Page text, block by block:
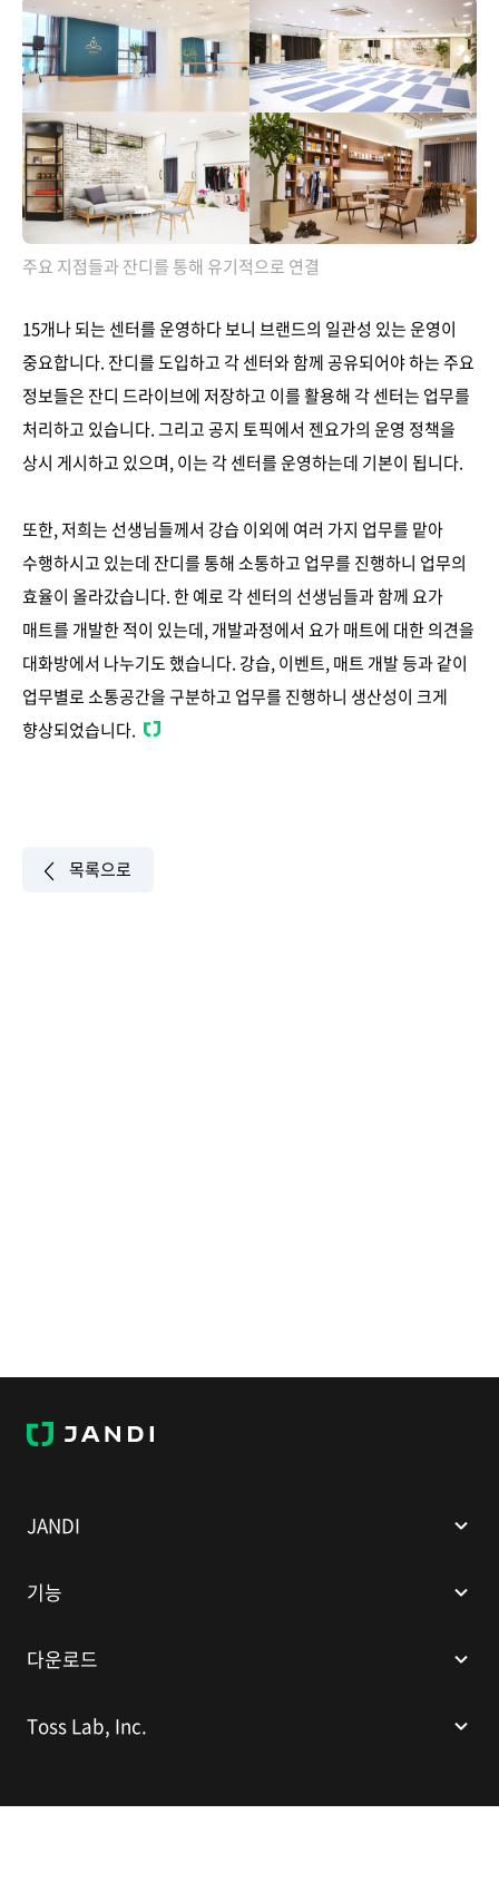
주요 지점들과 잔디를 통해 유기적으로 연결
15개나 되는 센터를 운영하다 보니 브랜드의 일관성 있는 운영이
중요합니다. 잔디를 도입하고 각 센터와 함께 공유되어야 하는 주요
정보들은 잔디 드라이브에 저장하고 이를 활용해 각 센터는 업무를
처리하고 있습니다. 그리고 공지 토픽에서 젠요가의 운영 정책을
상시 게시하고 있으며, 이는 각 센터를 운영하는데 기본이 됩니다.
또한, 저희는 선생님들께서 강습 이외에 여러 가지 업무를 맡아
수행하시고 있는데 잔디를 통해 소통하고 업무를 진행하니 업무의
효율이 올라갔습니다. 한 예로 각 센터의 선생님들과 함께 요가
매트를 개발한 적이 있는데, 개발과정에서 요가 매트에 대한 의견을
대화방에서 나누기도 했습니다. 강습, 이벤트, 매트 개발 등과 같이
업무별로 소통공간을 구분하고 업무를 진행하니 생산성이 크게
향상되었습니다.
목록으로
J
A
JANDI
기능
다운로드
Toss Lab, Inc.